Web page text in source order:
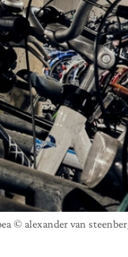
© alexander van